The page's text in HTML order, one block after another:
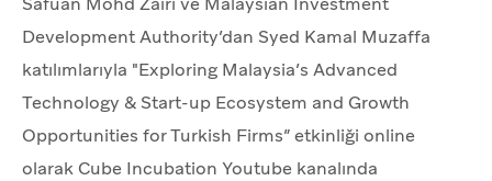
Development Authority’dan Syed Kamal Muzaffa
katılımlarıyla "Exploring Malaysia’s Advanced
Technology & Start-up Ecosystem and Growth
Opportunities for Turkish Firms” etkinliği online
olarak Cube Incubation Youtube kanalında